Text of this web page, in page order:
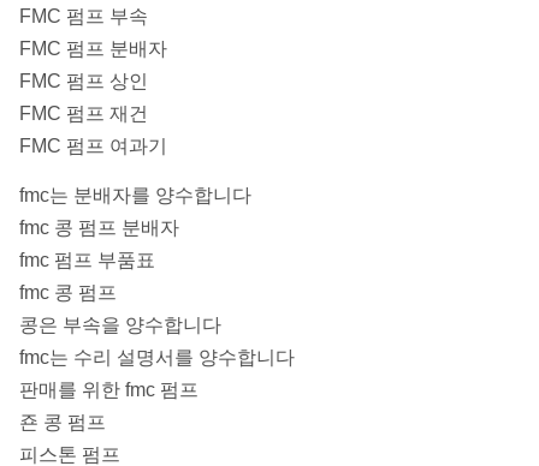
FMC 펌프 부속
FMC 펌프 분배자
FMC 펌프 상인
FMC 펌프 재건
FMC 펌프 여과기
fmc는 분배자를 양수합니다
fmc 콩 펌프 분배자
fmc 펌프 부품표
fmc 콩 펌프
콩은 부속을 양수합니다
fmc는 수리 설명서를 양수합니다
판매를 위한 fmc 펌프
죤 콩 펌프
피스톤 펌프